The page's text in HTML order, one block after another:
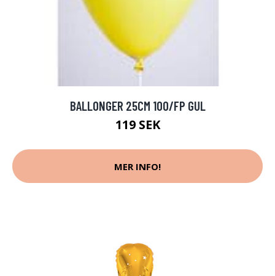
BALLONGER 25CM 100/FP GUL
119 SEK
MER INFO!